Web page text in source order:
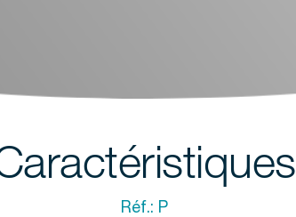
Réf.: P